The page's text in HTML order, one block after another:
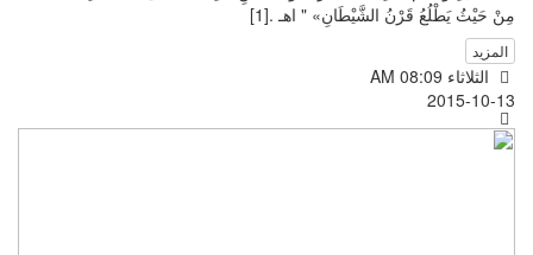
مِنْ حَيْثُ يَطْلُعُ قَرْنُ الشَّيْطَانِ» " اهـ .[1]
المزيد
الثلاثاء AM 08:09
2015-10-13